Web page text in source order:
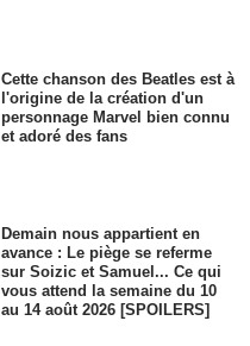
Cette chanson des Beatles est à
l'origine de la création d'un
personnage Marvel bien connu
et adoré des fans
Demain nous appartient en
avance : Le piège se referme
sur Soizic et Samuel... Ce qui
vous attend la semaine du 10
au 14 août 2026 [SPOILERS]